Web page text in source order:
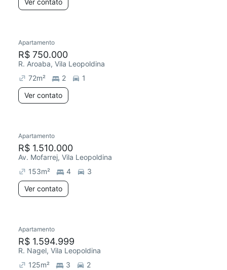
Ver contato
Apartamento
R$ 750.000
R. Aroaba, Vila Leopoldina
72m² 2
1
Ver contato
Apartamento
R$ 1.510.000
Av. Mofarrej, Vila Leopoldina
153m² 4
3
Ver contato
Apartamento
R$ 1.594.999
R. Nagel, Vila Leopoldina
125m² 3
2